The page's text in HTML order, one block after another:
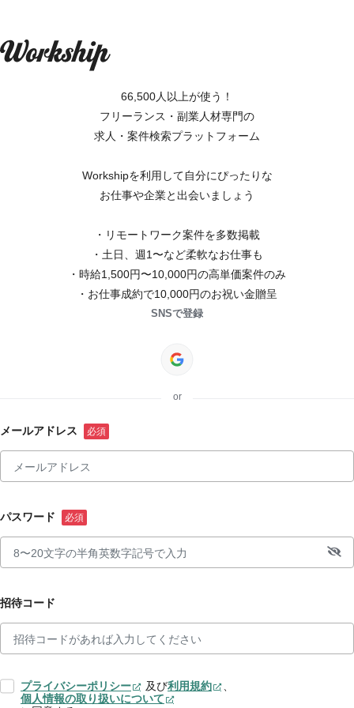
66,500人以上が使う！
フリーランス・副業人材専門の
求人・案件検索プラットフォーム
Workshipを利用して自分にぴったりな
お仕事や企業と出会いましょう
・リモートワーク案件を多数掲載
・土日、週1〜など柔軟なお仕事も
・時給1,500円〜10,000円の高単価案件のみ
・お仕事成約で10,000円のお祝い金贈呈
SNSで登録
or
メールアドレス
パスワード
招待コード
プライバシーポリシー 及び利用規約
、
個人情報の取り扱いについて